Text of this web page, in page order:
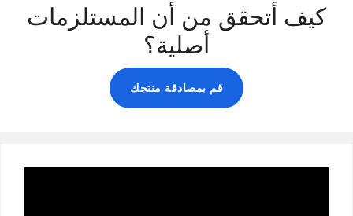
كيف أتحقق من أن المستلزمات
أصلية؟
قم بمصادقة منتجك